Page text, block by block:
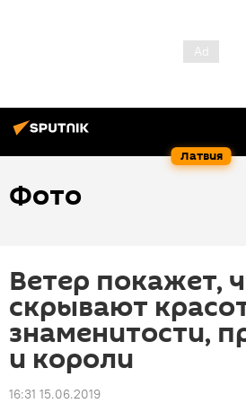
Латвия
Фото
Ветер покажет,
скрывают
знаменитости,
и короли
16:31 15.06.2019